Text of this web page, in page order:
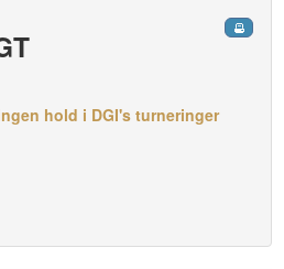
hold i DGI's turneringer